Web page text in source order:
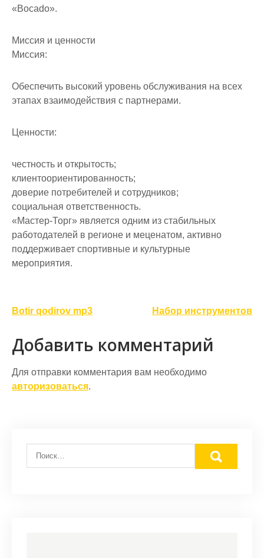
«Bocado».
Миссия и ценности
Миссия:
Обеспечить высокий уровень обслуживания на всех
этапах взаимодействия с партнерами.
Ценности:
честность и открытость;
клиентоориентированность;
доверие потребителей и сотрудников;
социальная ответственность.
«Мастер-Торг» является одним из стабильных
работодателей в регионе и меценатом, активно
поддерживает спортивные и культурные
мероприятия.
Навигация
записям
Вotir qodirov mp3 Набор инструментов
Добавить комментарий
Для отправки комментария вам необходимо
авторизоваться.